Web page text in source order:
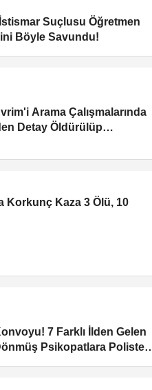
Suçlusu Öğretmen
Böyle Savundu!
Arama Çalışmalarında
Detay Öldürülüp
Korkunç Kaza 3 Ölü, 10
7 Farklı İlden Gelen
Psikopatlara Polisten